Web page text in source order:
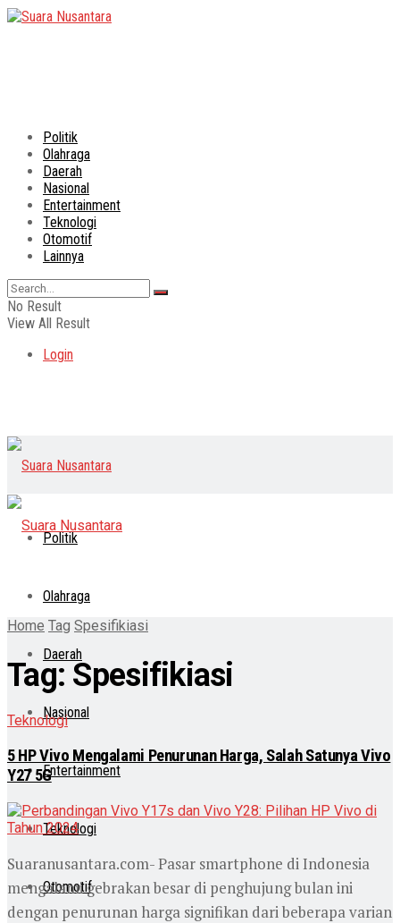
Politik
Olahraga
Daerah
Nasional
Entertainment
Teknologi
Otomotif
Lainnya
No Result
View All Result
Login
Politik
Olahraga
Daerah
Nasional
Entertainment
Teknologi
Otomotif
Home Tag Spesifikiasi
Tag: Spesifikiasi
Teknologi
5 HP Vivo Mengalami Penurunan Harga, Salah Satunya Vivo
Y27 5G
Suaranusantara.com- Pasar smartphone di Indonesia
mengalami gebrakan besar di penghujung bulan ini
dengan penurunan harga signifikan dari beberapa varian